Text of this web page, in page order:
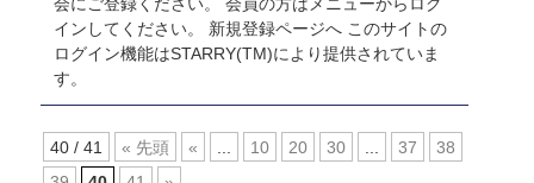
インしてください。 新規登録ページへ このサイトの
ログイン機能はSTARRY(TM)により提供されていま
す。
40 / 41 « 先頭 « 10 20 30 37
38